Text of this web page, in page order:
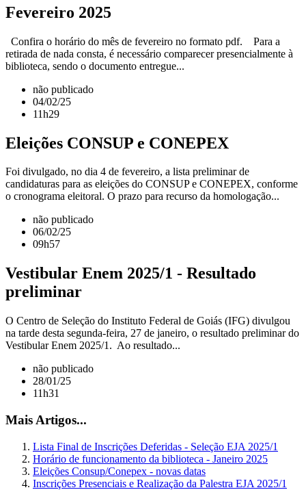
Fevereiro 2025
Confira o horário do mês de fevereiro no formato pdf. Para a
retirada de nada consta, é necessário comparecer presencialmente à
biblioteca, sendo o documento entregue...
não publicado
04/02/25
11h29
Eleições CONSUP e CONEPEX
Foi divulgado, no dia 4 de fevereiro, a lista preliminar de
candidaturas para as eleições do CONSUP e CONEPEX, conforme
o cronograma eleitoral. O prazo para recurso da homologação...
não publicado
06/02/25
09h57
Vestibular Enem 2025/1 - Resultado
preliminar
O Centro de Seleção do Instituto Federal de Goiás (IFG) divulgou
na tarde desta segunda-feira, 27 de janeiro, o resultado preliminar do
Vestibular Enem 2025/1. Ao resultado...
não publicado
28/01/25
11h31
Mais Artigos...
Lista Final de Inscrições Deferidas - Seleção EJA 2025/1
Horário de funcionamento da biblioteca - Janeiro 2025
Eleições Consup/Conepex - novas datas
Inscrições Presenciais e Realização da Palestra EJA 2025/1